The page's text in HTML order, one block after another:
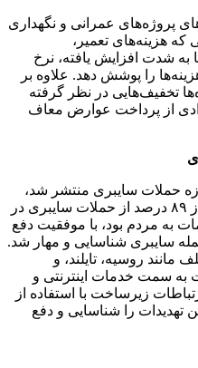
پروژه‌های عمرانی و نگهداری
که هزینه‌های تعمیر،
به شدت افزایش یافته، نرخ
را پوشش دهد. علاوه بر
تخفیف‌هایی در نظر گرفته
از پرداخت عوارض معاف
حملات سایبری منتشر شد،
طبق آن در پاییز سال ۱۴۰۳، بیش از ۸۹ درصد از حملات سایبری در
به مردم بود، با موفقیت دفع
این دوره، ۵۷ هزار و ۲۱۸ حمله سایبری شناسایی و مهار شد.
مانند روسیه، تایلند، و
به سمت خدمات اینترنتی و
زیرساخت با استفاده از
تهدیدات را شناسایی و دفع